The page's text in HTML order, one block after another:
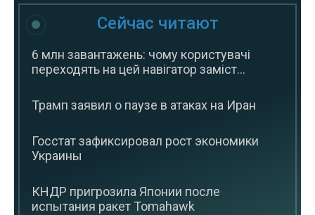
Сейчас читают
6 млн завантажень: чому користувачі
переходять на цей навігатор заміст...
Трамп заявил о паузе в атаках на Иран
Госстат зафиксировал рост экономики
Украины
КНДР пригрозила Японии после
испытания ракет Tomahawk